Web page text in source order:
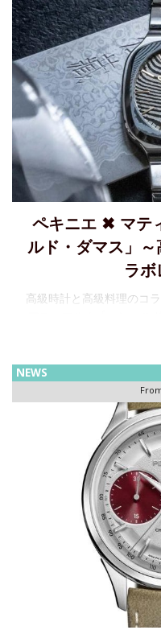
ペキニエ ✖ マテ
ルド・ダマス」～
ラボ
高級時計と高級料理のコ
ン星獲得シェフであり
NEWS